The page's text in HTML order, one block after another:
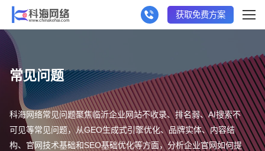
获取免费方案
常见问题
科海网络常见问题聚焦临沂企业网站不收录、排名弱、AI搜索不
可见等常见问题，从GEO生成式引擎优化、品牌实体、内容结
构、官网技术基础和SEO基础优化等方面，分析企业官网如何提